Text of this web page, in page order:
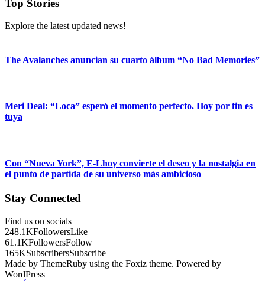
Top Stories
Explore the latest updated news!
The Avalanches anuncian su cuarto álbum “No Bad Memories”
Meri Deal: “Loca” esperó el momento perfecto. Hoy por fin es
tuya
Con “Nueva York”, E-Lhoy convierte el deseo y la nostalgia en
el punto de partida de su universo más ambicioso
Stay Connected
Find us on socials
248.1KFollowersLike
61.1KFollowersFollow
165KSubscribersSubscribe
Made by ThemeRuby using the Foxiz theme. Powered by
WordPress